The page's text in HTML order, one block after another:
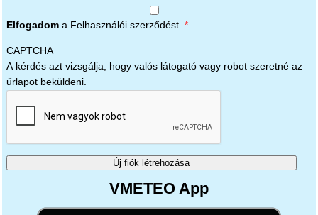
Elfogadoma Felhasználói szerződést. *
CAPTCHA
A kérdés azt vizsgálja, hogy valós látogató vagy robot szeretné az
űrlapot beküldeni.
VMETEO App